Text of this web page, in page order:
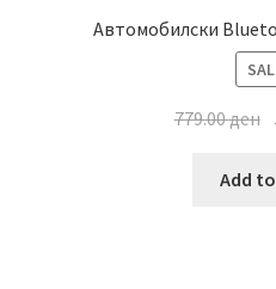
Автомобилски
779.00ден
Add